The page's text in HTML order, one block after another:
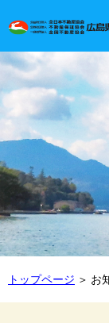
トップページ お